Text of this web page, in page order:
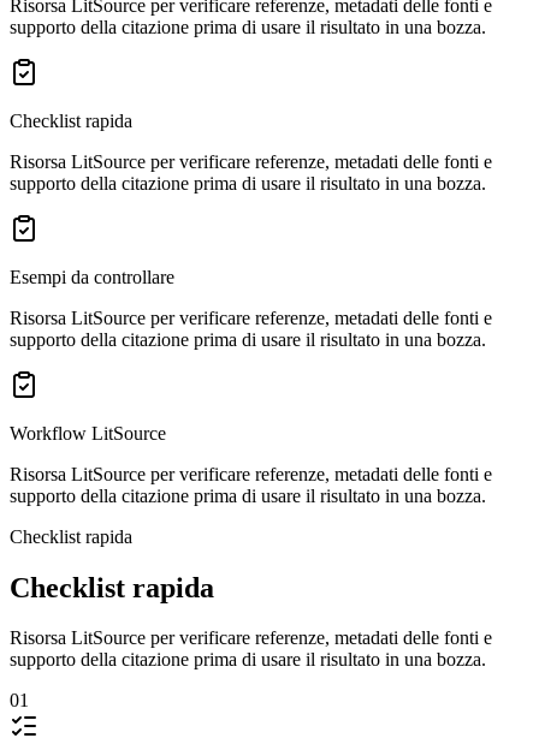
Risorsa LitSource per verificare referenze, metadati delle fonti e
supporto della citazione prima di usare il risultato in una bozza.
Checklist rapida
Risorsa LitSource per verificare referenze, metadati delle fonti e
supporto della citazione prima di usare il risultato in una bozza.
Esempi da controllare
Risorsa LitSource per verificare referenze, metadati delle fonti e
supporto della citazione prima di usare il risultato in una bozza.
Workflow LitSource
Risorsa LitSource per verificare referenze, metadati delle fonti e
supporto della citazione prima di usare il risultato in una bozza.
Checklist rapida
Checklist rapida
Risorsa LitSource per verificare referenze, metadati delle fonti e
supporto della citazione prima di usare il risultato in una bozza.
01